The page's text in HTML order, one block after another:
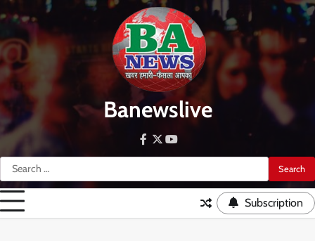
Skip
to
content
Banewslive
Search
for:
facebook
twitteryoutube
Subscription